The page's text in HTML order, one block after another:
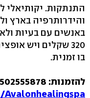
התנתקות.
והידרותרפיה בארץ
באנשים עם בעיות
320 שקלים ויש
בו זמנית.
להזמנות: 0502555878